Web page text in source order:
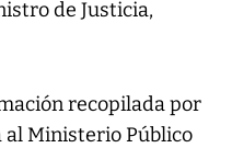
de Justicia,
recopilada por
al Ministerio Público